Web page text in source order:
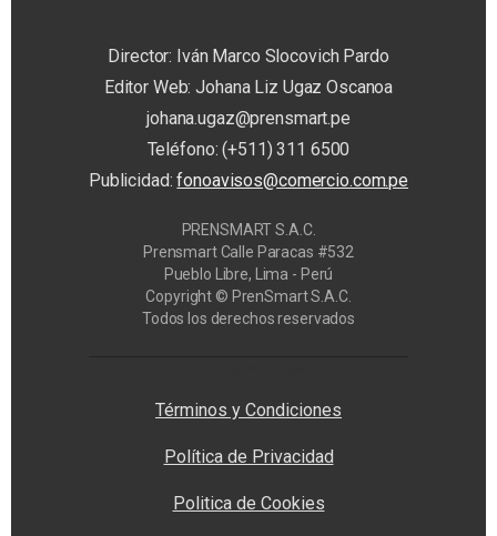
Director: Iván Marco Slocovich Pardo
Editor Web: Johana Liz Ugaz Oscanoa
johana.ugaz@prensmart.pe
Teléfono: (+511) 311 6500
Publicidad:fonoavisos@comercio.com.pe
PRENSMART S.A.C.
Prensmart Calle Paracas #532
Pueblo Libre, Lima - Perú
Copyright © PrenSmart S.A.C.
Todos los derechos reservados
Términos y Condiciones
Política de Privacidad
Politica de Cookies